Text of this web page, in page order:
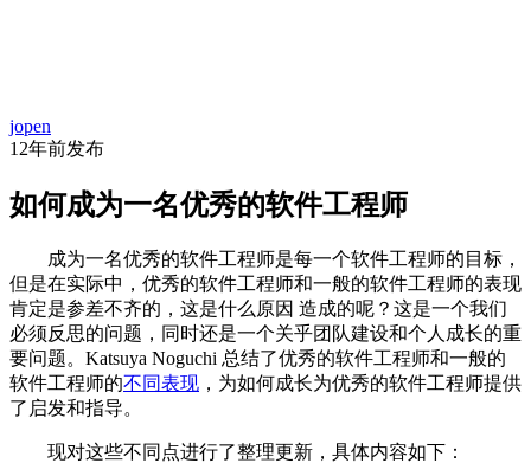
页讯目
jopen
12年前发布
如何成为一名优秀的软件工程师
成为一名优秀的软件工程师是每一个软件工程师的目标，
但是在实际中，优秀的软件工程师和一般的软件工程师的表现
肯定是参差不齐的，这是什么原因 造成的呢？这是一个我们
必须反思的问题，同时还是一个关乎团队建设和个人成长的重
要问题。Katsuya Noguchi 总结了优秀的软件工程师和一般的
软件工程师的不同表现 ，为如何成长为优秀的软件工程师提供
了启发和指导。
现对这些不同点进行了整理更新，具体内容如下：